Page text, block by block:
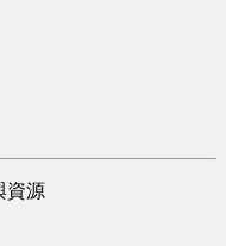
資源